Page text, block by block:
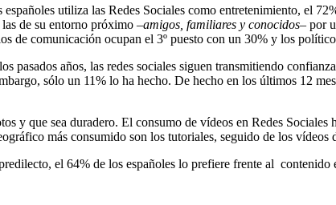
utiliza las Redes Sociales como entretenimiento, el
de su entorno próximo –amigos, familiares y conocidos– por
de comunicación ocupan el 3º puesto con un 30% y los
pasados años, las redes sociales siguen transmitiendo
sólo un 11% lo ha hecho. De hecho en los últimos 12
y que sea duradero. El consumo de vídeos en Redes
más consumido son los tutoriales, seguido de los vídeos
el 64% de los españoles lo prefiere frente al